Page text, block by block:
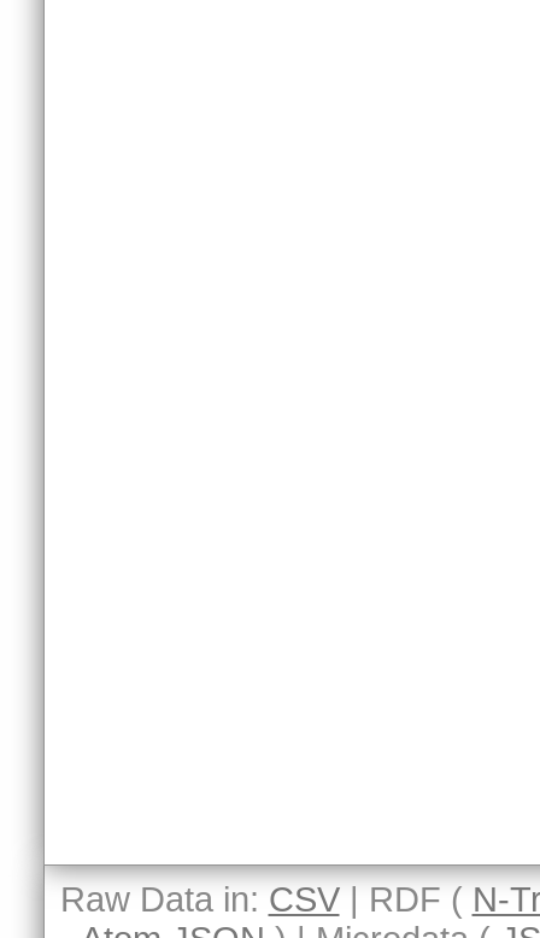
Raw Data in: CSV| RDF ( N-